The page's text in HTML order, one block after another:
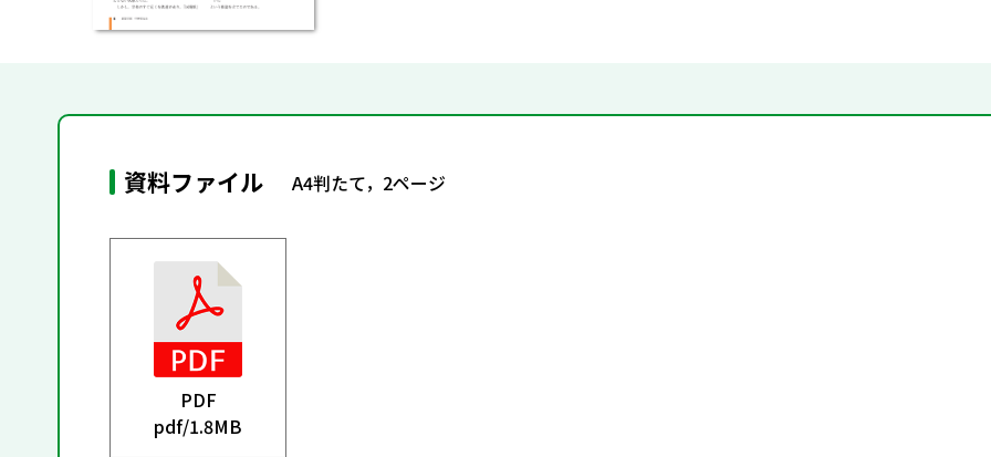
資料ファイル A4判たて，2ページ
PDF
pdf/1.8MB